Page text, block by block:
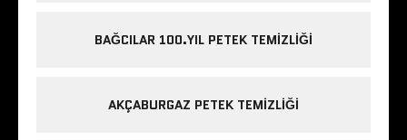
BAĞCILAR 100.YIL PETEK TEMIZLIĞI
AKÇABURGAZ PETEK TEMIZLIĞI